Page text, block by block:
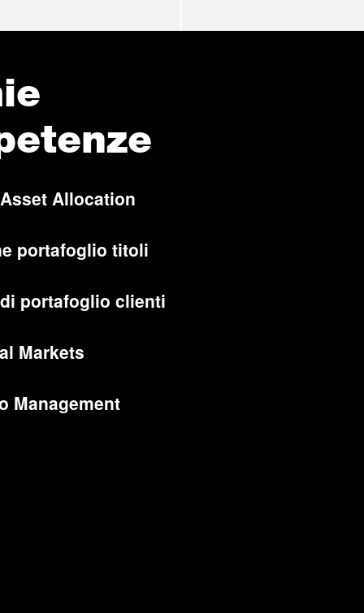
Allocation
portafoglio titoli
portafoglio clienti
Markets
Management